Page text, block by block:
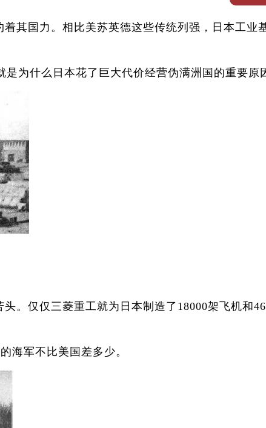
其国力。相比美苏英德这些传统列强，日本工业
为什么日本花了巨大代价经营伪满洲国的重要原
。仅仅三菱重工就为日本制造了18000架飞机和
军不比美国差多少。